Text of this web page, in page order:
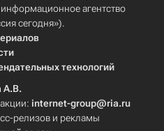
агентство
сегодня»).
технологий
А.В.
internet-group@ria.ru
релизов и рекламы